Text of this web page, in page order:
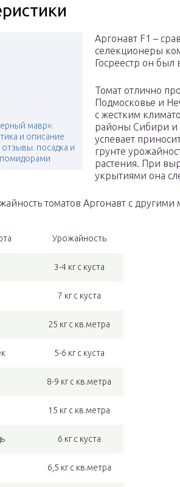
мавр»:
и описание
посадка и
помидорами
Аргонавт F1 –
селекционеры
Госреестр он был
Томат отлично
Подмосковье и
с жестким
районы Сибири и
успевает
грунте
растения. При
укрытиями она
томатов Аргонавт с
Урожайность
3-4 кг с куста
7 кг с куста
25 кг с кв.метра
5-6 кг с куста
8-9 кг с кв.метра
15 кг с кв.метра
6 кг с куста
6,5 кг с кв.метра